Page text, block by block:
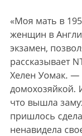
«Моя мать в
женщин в
экзамен,
рассказывает
Хелен Уомак. —
домохозяйкой.
что вышла
пришлось
ненавидела